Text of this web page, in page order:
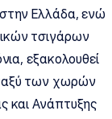
Ελλάδα, ενώ
τσιγάρων
εξακολουθεί
των χωρών
και Ανάπτυξης